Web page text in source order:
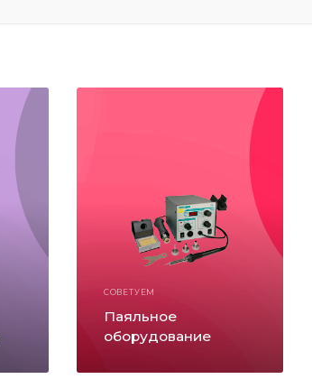
СОВЕТУЕМ
Паяльное
оборудование